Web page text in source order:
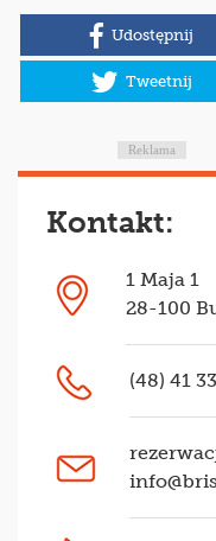
Udostępnij
Tweetnij
Reklama
Kontakt:
1 Maja 1
28-100
(48) 41